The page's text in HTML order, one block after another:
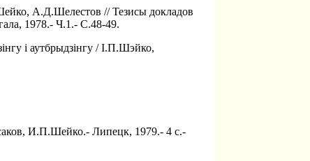
А.Д.Шелестов // Тезисы докладов
1978.- Ч.1.- С.48-49.
i аутбрыдзiнгу / I.П.Шэйко,
И.П.Шейко.- Липецк, 1979.- 4 с.-